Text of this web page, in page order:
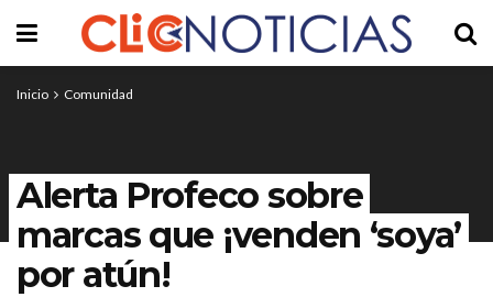
Inicio Comunidad
Alerta Profeco sobre
marcas que ¡venden ‘soya’
por atún!